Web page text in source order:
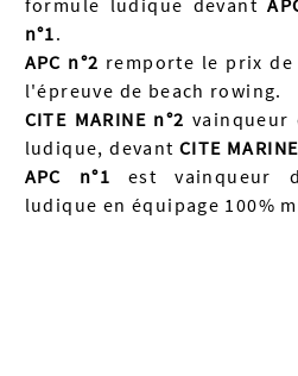
n°1.
APC n°2 remporte le prix
l'épreuve de beach rowing.
CITE MARINE n°2 vainqueur
ludique, devant CITE
APC n°1 est vainqueur
ludique en équipage 100%